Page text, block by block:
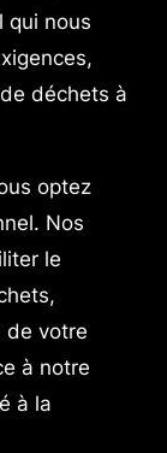
qui nous
déchets à
optez
Nos
le
de votre
à notre
à la